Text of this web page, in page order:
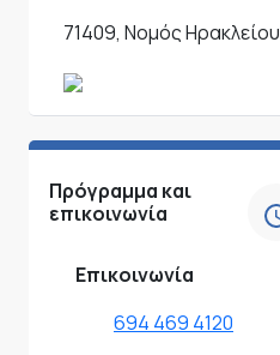
71409, Νομός Ηρακλείου
Πρόγραμμα και
επικοινωνία
Επικοινωνία
694 469 4120